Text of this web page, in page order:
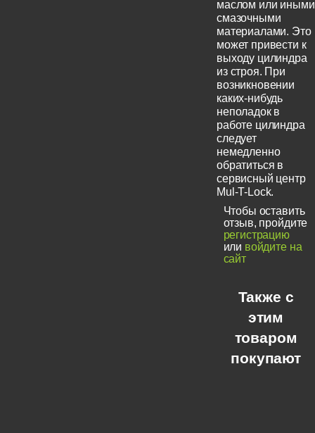
маслом или иными
смазочными
материалами. Это
может привести к
выходу цилиндра
из строя. При
возникновении
каких-нибудь
неполадок в
работе цилиндра
следует
немедленно
обратиться в
сервисный центр
Mul-T-Lock.
Чтобы оставить
отзыв, пройдите
регистрацию
или войдите на
сайт
Также с
этим
товаром
покупают